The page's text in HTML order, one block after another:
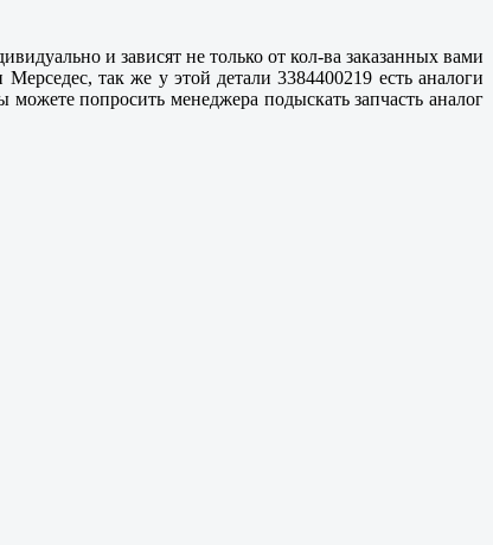
и зависят не только от кол-ва заказанных вами
так же у этой детали 3384400219 есть аналоги
попросить менеджера подыскать запчасть аналог